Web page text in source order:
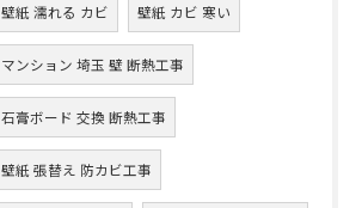
壁紙 濡れる カビ 壁紙 カビ 寒い
マンション 埼玉 壁 断熱工事
石膏ボード 交換 断熱工事
壁紙 張替え 防カビ工事